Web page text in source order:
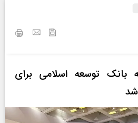
بانک توسعه اسلامی برای
شد